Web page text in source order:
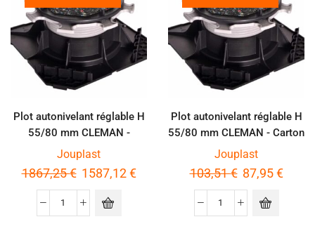
Plot autonivelant réglable H
55/80 mm CLEMAN -
Palette de 360 pièces
Jouplast
1867,25€ 1587,12€
Plot autonivelant réglable H
55/80 mm CLEMAN - Carton
de 20 pièces
Jouplast
103,51€ 87,95€